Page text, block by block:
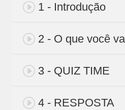
1 - Introdução
2 - O que você
3 - QUIZ TIME
4 - RESPOSTA